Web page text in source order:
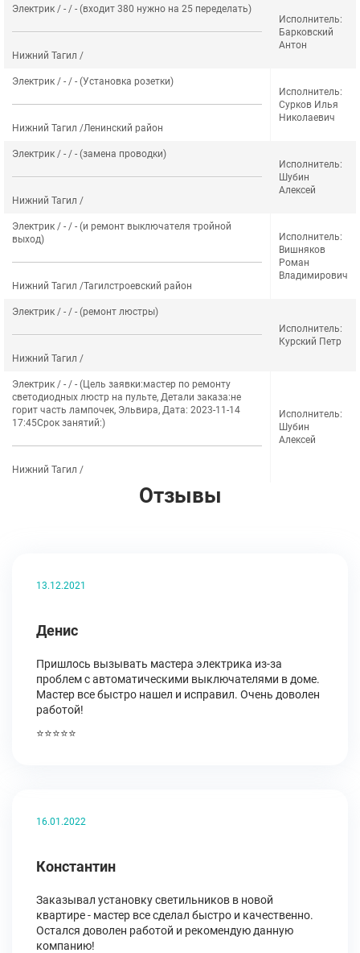
Электрик / - / - (входит 380 нужно на 25 переделать)
Нижний Тагил /
Исполнитель:
Барковский
Антон
Электрик / - / - (Установка розетки)
Нижний Тагил /Ленинский район
Исполнитель:
Сурков Илья
Николаевич
Электрик / - / - (замена проводки)
Нижний Тагил /
Исполнитель:
Шубин
Алексей
Электрик / - / - (и ремонт выключателя тройной
выход)
Нижний Тагил /Тагилстроевский район
Исполнитель:
Вишняков
Роман
Владимирович
Электрик / - / - (ремонт люстры)
Нижний Тагил /
Исполнитель:
Курский Петр
Электрик / - / - (Цель заявки:мастер по ремонту
светодиодных люстр на пульте, Детали заказа:не
горит часть лампочек, Эльвира, Дата: 2023-11-14
17:45Срок занятий:)
Нижний Тагил /
Исполнитель:
Шубин
Алексей
Отзывы
13.12.2021
Денис
Пришлось вызывать мастера электрика из-за
проблем с автоматическими выключателями в доме.
Мастер все быстро нашел и исправил. Очень доволен
работой!
⭐⭐⭐⭐⭐
16.01.2022
Константин
Заказывал установку светильников в новой
квартире - мастер все сделал быстро и качественно.
Остался доволен работой и рекомендую данную
компанию!